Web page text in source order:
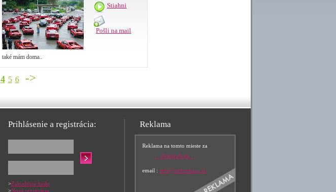
Stiahni
Pošli na mail
také mám doma..
4 5 6 ->
Prihlásenie a registrácia:
>Zabudnuté heslo
>Nová registrácia
Reklama
Reklama na tomto mieste za
...dohodou...
email : info@webzabava.sk